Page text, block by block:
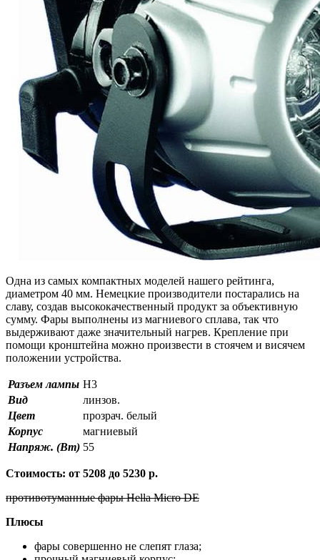
Одна из самых компактных моделей нашего рейтинга,
диаметром 40 мм. Немецкие производители постарались на
славу, создав высококачественный продукт за объективную
сумму. Фары выполнены из магниевого сплава, так что
выдерживают даже значительный нагрев. Крепление при
помощи кронштейна можно произвести в стоячем и висячем
положении устройства.
Разъем лампы H3
Вид
линзов.
Цвет
прозрач. белый
Корпус
магниевый
Напряж. (Вт) 55
Стоимость: от 5208 до 5230 р.
противотуманные фары Hella Micro DE
Плюсы
фары совершенно не слепят глаза;